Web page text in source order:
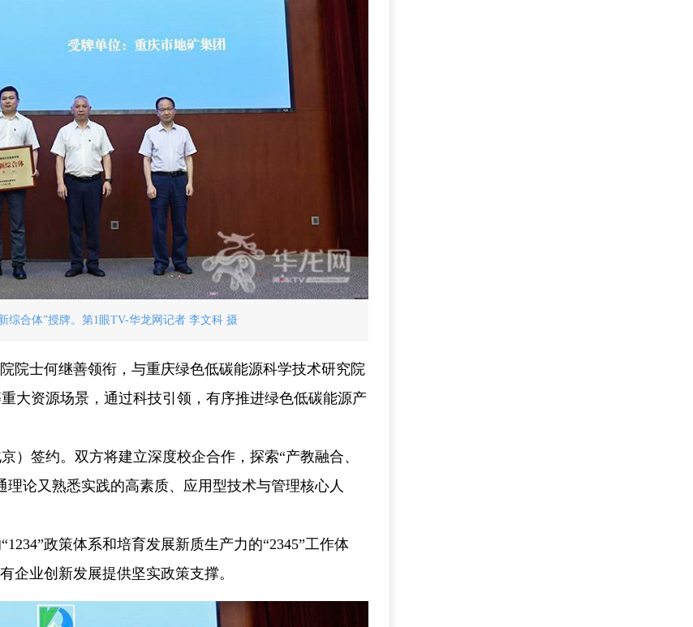
综合体”授牌。第1眼TV-华龙网记者 李文科 摄
院士何继善领衔，与重庆绿色低碳能源科学技术研究院
大资源场景，通过科技引领，有序推进绿色低碳能源产
）签约。双方将建立深度校企合作，探索“产教融合、
论又熟悉实践的高素质、应用型技术与管理核心人
政策体系和培育发展新质生产力的“2345”工作体
企业创新发展提供坚实政策支撑。